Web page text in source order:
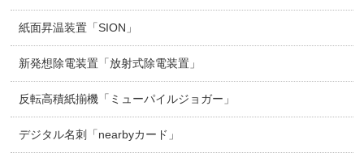
紙面昇温装置「SION」
新発想除電装置「放射式除電装置」
反転高積紙揃機「ミューパイルジョガー」
デジタル名刺「nearbyカード」